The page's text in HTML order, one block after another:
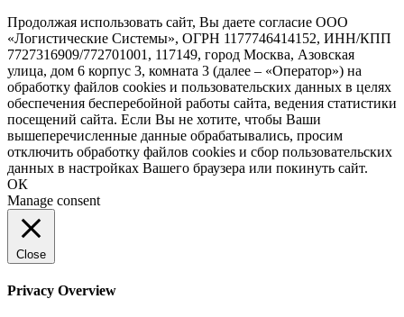
Продолжая использовать сайт, Вы даете согласие ООО
«Логистические Системы», ОГРН 1177746414152, ИНН/КПП
7727316909/772701001, 117149, город Москва, Азовская
улица, дом 6 корпус 3, комната 3 (далее – «Оператор») на
обработку файлов cookies и пользовательских данных в целях
обеспечения бесперебойной работы сайта, ведения статистики
посещений сайта. Если Вы не хотите, чтобы Ваши
вышеперечисленные данные обрабатывались, просим
отключить обработку файлов cookies и сбор пользовательских
данных в настройках Вашего браузера или покинуть сайт.
ОК
Manage consent
Close
Privacy Overview